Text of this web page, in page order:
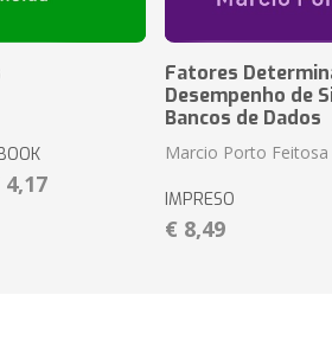
4,17
Fatores
Desempenho de
Bancos de Dados
Marcio Porto Feitosa
IMPRESO
€ 8,49